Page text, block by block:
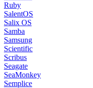
Ruby
SalentOS
Salix OS
Samba
Samsung
Scientific
Scribus
Seagate
SeaMonkey
Semplice